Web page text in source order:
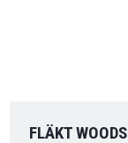
FLÄKT WOODS